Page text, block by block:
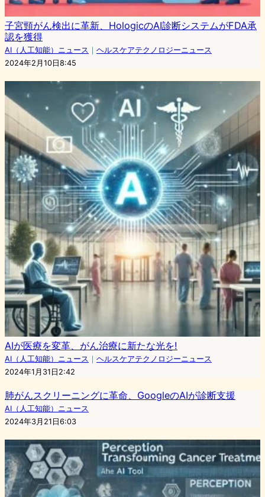
子宮頸がん検出に革新、HologicのAI診断システムがFDA承
認を獲得
AI（人工知能）ニュース ｜ ヘルスケアテクノロジーニュース
2024年2月10日8:45
AIが医療を変革、がん治療に新たな光を!
AI（人工知能）ニュース ｜ ヘルスケアテクノロジーニュース
2024年1月31日2:42
肺がんスクリーニングに革命、GoogleのAIが診断支援
AI（人工知能）ニュース
2024年3月21日6:03